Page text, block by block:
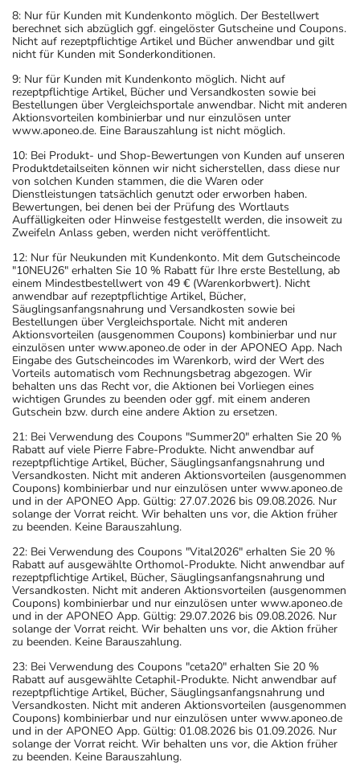
8: Nur für Kunden mit Kundenkonto möglich. Der Bestellwert
berechnet sich abzüglich ggf. eingelöster Gutscheine und Coupons.
Nicht auf rezeptpflichtige Artikel und Bücher anwendbar und gilt
nicht für Kunden mit Sonderkonditionen.
9: Nur für Kunden mit Kundenkonto möglich. Nicht auf
rezeptpflichtige Artikel, Bücher und Versandkosten sowie bei
Bestellungen über Vergleichsportale anwendbar. Nicht mit anderen
Aktionsvorteilen kombinierbar und nur einzulösen unter
www.aponeo.de. Eine Barauszahlung ist nicht möglich.
10: Bei Produkt- und Shop-Bewertungen von Kunden auf unseren
Produktdetailseiten können wir nicht sicherstellen, dass diese nur
von solchen Kunden stammen, die die Waren oder
Dienstleistungen tatsächlich genutzt oder erworben haben.
Bewertungen, bei denen bei der Prüfung des Wortlauts
Auffälligkeiten oder Hinweise festgestellt werden, die insoweit zu
Zweifeln Anlass geben, werden nicht veröffentlicht.
12: Nur für Neukunden mit Kundenkonto. Mit dem Gutscheincode
"10NEU26" erhalten Sie 10 % Rabatt für Ihre erste Bestellung, ab
einem Mindestbestellwert von 49 € (Warenkorbwert). Nicht
anwendbar auf rezeptpflichtige Artikel, Bücher,
Säuglingsanfangsnahrung und Versandkosten sowie bei
Bestellungen über Vergleichsportale. Nicht mit anderen
Aktionsvorteilen (ausgenommen Coupons) kombinierbar und nur
einzulösen unter www.aponeo.de oder in der APONEO App. Nach
Eingabe des Gutscheincodes im Warenkorb, wird der Wert des
Vorteils automatisch vom Rechnungsbetrag abgezogen. Wir
behalten uns das Recht vor, die Aktionen bei Vorliegen eines
wichtigen Grundes zu beenden oder ggf. mit einem anderen
Gutschein bzw. durch eine andere Aktion zu ersetzen.
21: Bei Verwendung des Coupons "Summer20" erhalten Sie 20 %
Rabatt auf viele Pierre Fabre-Produkte. Nicht anwendbar auf
rezeptpflichtige Artikel, Bücher, Säuglingsanfangsnahrung und
Versandkosten. Nicht mit anderen Aktionsvorteilen (ausgenommen
Coupons) kombinierbar und nur einzulösen unter www.aponeo.de
und in der APONEO App. Gültig: 27.07.2026 bis 09.08.2026. Nur
solange der Vorrat reicht. Wir behalten uns vor, die Aktion früher
zu beenden. Keine Barauszahlung.
22: Bei Verwendung des Coupons "Vital2026" erhalten Sie 20 %
Rabatt auf ausgewählte Orthomol-Produkte. Nicht anwendbar auf
rezeptpflichtige Artikel, Bücher, Säuglingsanfangsnahrung und
Versandkosten. Nicht mit anderen Aktionsvorteilen (ausgenommen
Coupons) kombinierbar und nur einzulösen unter www.aponeo.de
und in der APONEO App. Gültig: 29.07.2026 bis 09.08.2026. Nur
solange der Vorrat reicht. Wir behalten uns vor, die Aktion früher
zu beenden. Keine Barauszahlung.
23: Bei Verwendung des Coupons "ceta20" erhalten Sie 20 %
Rabatt auf ausgewählte Cetaphil-Produkte. Nicht anwendbar auf
rezeptpflichtige Artikel, Bücher, Säuglingsanfangsnahrung und
Versandkosten. Nicht mit anderen Aktionsvorteilen (ausgenommen
Coupons) kombinierbar und nur einzulösen unter www.aponeo.de
und in der APONEO App. Gültig: 01.08.2026 bis 01.09.2026. Nur
solange der Vorrat reicht. Wir behalten uns vor, die Aktion früher
zu beenden. Keine Barauszahlung.